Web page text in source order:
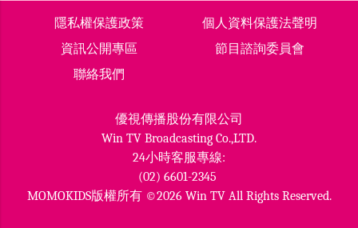
隱私權保護政策
個人資料保護法聲明
資訊公開專區
節目諮詢委員會
聯絡我們
優視傳播股份有限公司
Win TV Broadcasting Co.,LTD.
24小時客服專線:
(02) 6601-2345
MOMOKIDS版權所有 ©2026 Win TV All Rights Reserved.